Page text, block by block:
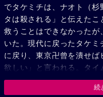
でタケミチは、ナオト（
タは殺される」と伝えた
救うことはできなかったが
いた。現代に戻ったタケ
に戻り、東京卍曾を潰せ
欲しい」と言われる。タ
は過去にいるナオトと握
して逃げ続けた人生を変
続